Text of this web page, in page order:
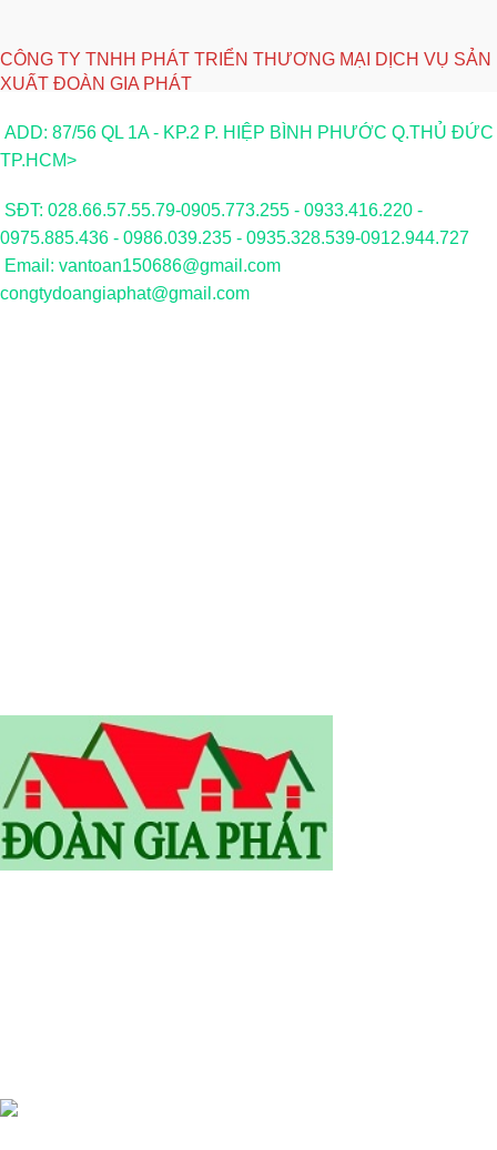
CÔNG TY TNHH PHÁT TRIỂN THƯƠNG MẠI DỊCH VỤ SẢN
XUẤT ĐOÀN GIA PHÁT
ADD: 87/56 QL 1A - KP.2 P. HIỆP BÌNH PHƯỚC Q.THỦ ĐỨC
TP.HCM>
SĐT: 028.66.57.55.79-0905.773.255 - 0933.416.220 -
0975.885.436 - 0986.039.235 - 0935.328.539-0912.944.727
Email: vantoan150686@gmail.com
congtydoangiaphat@gmail.com